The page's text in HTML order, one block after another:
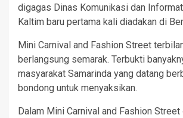
digagas Dinas Komunikasi dan
Kaltim baru pertama kali diadakan di
Mini Carnival and Fashion Street
berlangsung semarak. Terbukti
masyarakat Samarinda yang datang
bondong untuk menyaksikan.
Dalam Mini Carnival and Fashion